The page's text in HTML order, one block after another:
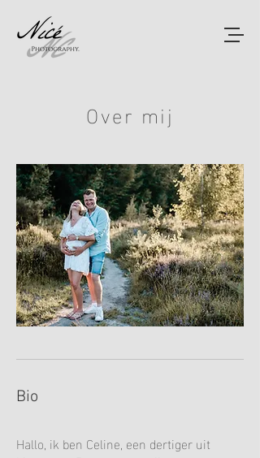
Over mij
Bio
Hallo, ik ben Celine, een dertiger uit